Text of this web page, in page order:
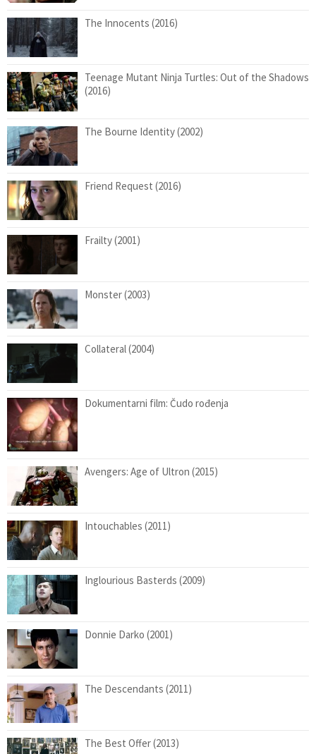
The Innocents (2016)
Teenage Mutant Ninja Turtles: Out of the Shadows
(2016)
The Bourne Identity (2002)
Friend Request (2016)
Frailty (2001)
Monster (2003)
Collateral (2004)
Dokumentarni film: Čudo rođenja
Avengers: Age of Ultron (2015)
Intouchables (2011)
Inglourious Basterds (2009)
Donnie Darko (2001)
The Descendants (2011)
The Best Offer (2013)